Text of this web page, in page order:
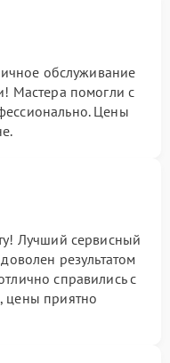
обслуживание
Мастера помогли с
Цены
Лучший сервисный
результатом
справились с
цены приятно